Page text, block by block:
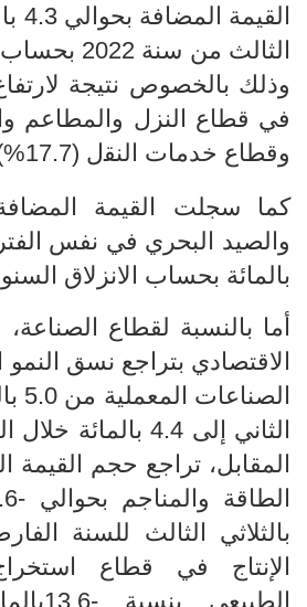
الثالث
من سنة
وذلك بالخصوص نتيجة
وقطاع خدمات اﻟﻨﻘل (17.7%).
كما سجلت القيمة
بالمائة بحساب الانزلاق
أما بالنسبة لقطاع
الاقتصادي بتراجع نسق
الصناعات المعملية من 5.0
الثاني إلى 4.
4 بالمائة خلال
المقابل، تراجع حجم
بالثلاثي الثالث للسنة
الإنتاج في قطاع
الطبيعي بنسبة -13.6بالمائة